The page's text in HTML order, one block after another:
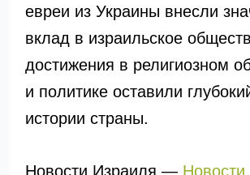
евреи из Украины внесли
вклад в израильское
достижения в религиозном
и политике оставили
истории страны.
Новости Израиля —